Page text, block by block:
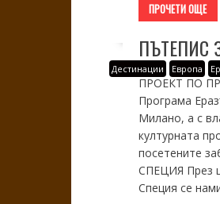
ПРОЧЕТИ ОЩЕ
Дестинации Европа
ПЪТЕПИС
ПРОЕКТ ПО
Програма
Милано, а с
културната
посетените
СПЕЦИЯ През
Специя се